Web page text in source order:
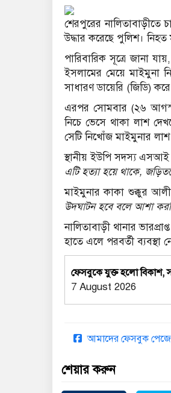
শেরপুরের নালিতাবাড়ীতে
উদ্ধার করেছে পুলিশ। নিহত
পারিবারিক সূত্রে জানা
ইসলামের মেয়ে মাইমুনা
সাধারণ ডায়েরি (জিডি)
এরপর সোমবার (২৬
নিচে ভেসে থাকা লাশ
সেটি নিখোঁজ মাইমুনার
স্থানীয় ইউপি সদস্য
এটি হত্যা হয়ে থাকে,
মাইমুনার কাকা শুক্কুর
উদঘাটন হবে বলে আশা
নালিতাবাড়ী থানার
হাতে এলে পরবর্তী ব্যবস্থা
ফেসবুকে যুক্ত হলো বিকাশ,
7 August 2026
আমাদের ফেসবুক
শেয়ার করুন